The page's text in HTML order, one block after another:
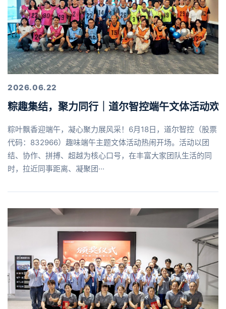
2026.06.22
粽趣集结，聚力同行｜道尔智控端午文体活动欢
粽叶飘香迎端午，凝心聚力展风采！6月18日，道尔智控（股票
代码：832966）趣味端午主题文体活动热闹开场。活动以团
结、协作、拼搏、超越为核心口号，在丰富大家团队生活的同
时，拉近同事距离、凝聚团···